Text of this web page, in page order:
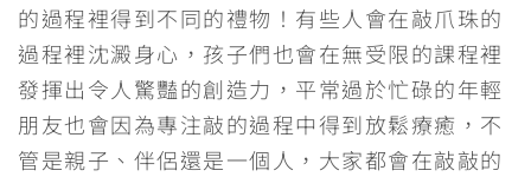
的過程裡得到不同的禮物！有些人會在敲爪珠的
過程裡沈澱身心，孩子們也會在無受限的課程裡
發揮出令人驚豔的創造力，平常過於忙碌的年輕
朋友也會因為專注敲的過程中得到放鬆療癒，不
管是親子、伴侶還是一個人，大家都會在敲敲的